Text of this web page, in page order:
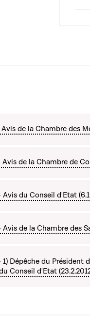
de la Chambre des
de la Chambre de
du Conseil d'Etat
de la Chambre des
Dépêche du Président
Conseil d'Etat